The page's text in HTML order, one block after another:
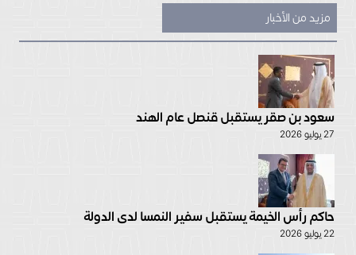
مزيد من الأخبار
سعود بن صقر يستقبل قنصل عام الهند
27 يوليو 2026
حاكم رأس الخيمة يستقبل سفير النمسا لدى الدولة
22 يوليو 2026